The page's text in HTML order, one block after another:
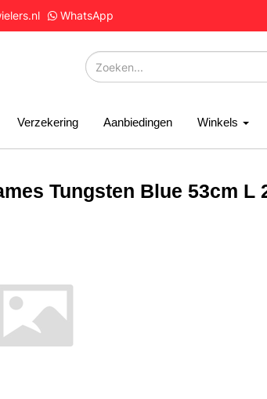
WhatsApp
Verzekering Aanbiedingen Winkels
Tungsten Blue 53cm L